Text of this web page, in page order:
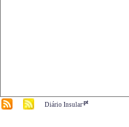
Diário Insular.pt